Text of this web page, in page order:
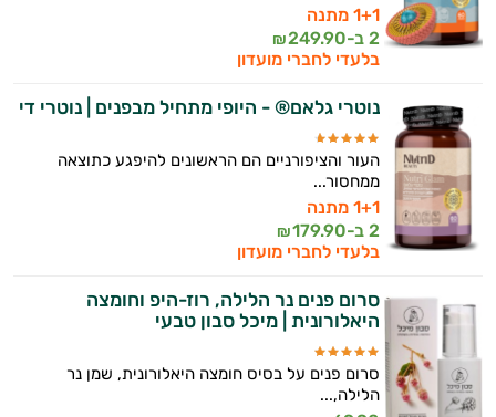
1+1 מתנה
2 ב-
249.90
₪
בלעדי לחברי מועדון
נוטרי גלאם® - היופי מתחיל מבפנים | נוטרי די
העור והציפורניים הם הראשונים להיפגע כתוצאה
ממחסור...
1+1 מתנה
2 ב-
179.90
₪
בלעדי לחברי מועדון
סרום פנים נר הלילה, רוז-היפ וחומצה
היאלורונית | מיכל סבון טבעי
סרום פנים על בסיס חומצה היאלורונית, שמן נר
הלילה,...